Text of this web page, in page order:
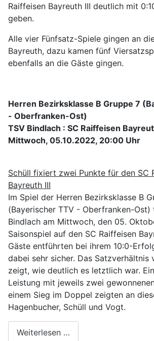
Raiffeisen Bayreuth III deutlich mit
geben.
Alle vier Fünfsatz-Spiele gingen an
Bayreuth, dazu kamen fünf
ebenfalls an die Gäste gingen.
Herren Bezirksklasse B Gruppe 7
- Oberfranken-Ost)
TSV Bindlach : SC Raiffeisen
Mittwoch, 05.10.2022, 20:00 Uhr
Schüll fixiert zwei Punkte für den SC
Bayreuth III
Im Spiel der Herren Bezirksklasse B
(Bayerischer TTV - Oberfranken-Ost)
Bindlach am Mittwoch, den 05.
Saisonspiel auf den SC Raiffeisen
Gäste entführten bei ihrem 10:0-
dabei sehr sicher. Das Satzverhältnis
zeigt, wie deutlich es letztlich war.
Leistung mit jeweils zwei
einem Sieg im Doppel zeigten an
Hagenbucher, Schüll und Vogt.
Weiterlesen …